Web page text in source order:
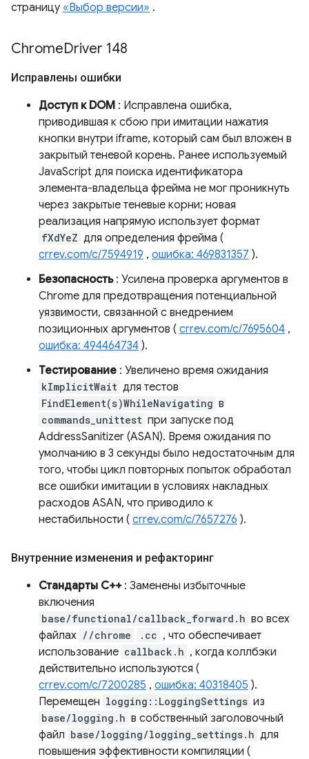
страницу «Выбор версии» .
ChromeDriver 148
Исправлены ошибки
Доступ к DOM : Исправлена ​​ошибка,
приводившая к сбою при имитации нажатия
кнопки внутри iframe, который сам был вложен в
закрытый теневой корень. Ранее используемый
JavaScript для поиска идентификатора
элемента-владельца фрейма не мог проникнуть
через закрытые теневые корни; новая
реализация напрямую использует формат
fXdYeZ для определения фрейма (
crrev.com/c/7594919 , ошибка: 469831357 ).
Безопасность: Усилена проверка аргументов в
Chrome для предотвращения потенциальной
уязвимости, связанной с внедрением
позиционных аргументов ( crrev.com/c/7695604 ,
ошибка: 494464734 ).
Тестирование : Увеличено время ожидания
kImplicitWait для тестов
FindElement(s)WhileNavigating в
commands_unittest при запуске под
AddressSanitizer (ASAN). Время ожидания по
умолчанию в 3 секунды было недостаточным для
того, чтобы цикл повторных попыток обработал
все ошибки имитации в условиях накладных
расходов ASAN, что приводило к
нестабильности ( crrev.com/c/7657276 ).
Внутренние изменения и рефакторинг
Стандарты C++: Заменены избыточные
включения
base/functional/callback_forward.h во всех
файлах //chrome .cc , что обеспечивает
использование callback.h , когда коллбэки
действительно используются (
crrev.com/c/7200285 , ошибка: 40318405 ).
Перемещен logging::LoggingSettings из
base/logging.h в собственный заголовочный
файл base/logging/logging_settings.h для
повышения эффективности компиляции (